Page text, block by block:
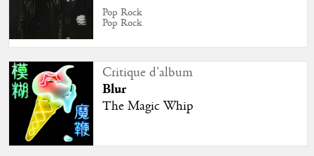
Pop Rock
Pop Rock
Critique d'album
Blur
The Magic Whip